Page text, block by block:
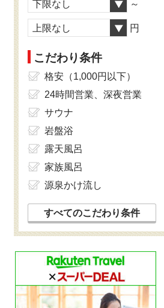
下限なし ～
上限なし 円
こだわり条件
格安（1,000円以下）
24時間営業、深夜営業
サウナ
岩盤浴
露天風呂
家族風呂
源泉かけ流し
すべてのこだわり条件